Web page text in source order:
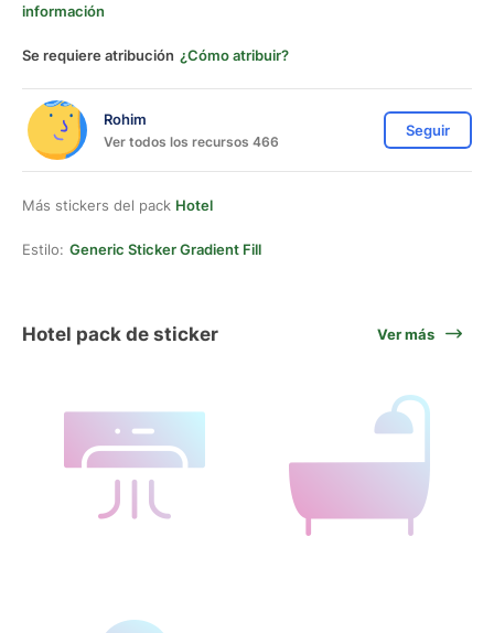
información
Se requiere atribución ¿Cómo atribuir?
Rohim
Ver todos los recursos 466
Seguir
Más stickers del pack Hotel
Estilo: Generic Sticker Gradient Fill
Hotel pack de sticker Ver más